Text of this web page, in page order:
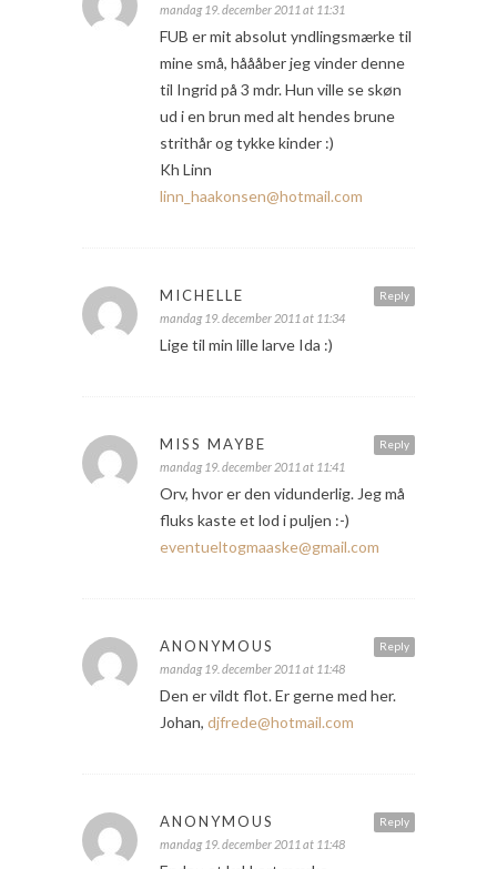
mandag 19. december 2011 at 11:31
FUB er mit absolut yndlingsmærke til
mine små, håååber jeg vinder denne
til Ingrid på 3 mdr. Hun ville se skøn
ud i en brun med alt hendes brune
strithår og tykke kinder :)
Kh Linn
linn_haakonsen@hotmail.com
Reply
MICHELLE
mandag 19. december 2011 at 11:34
Lige til min lille larve Ida :)
Reply
MISS MAYBE
mandag 19. december 2011 at 11:41
Orv, hvor er den vidunderlig. Jeg må
fluks kaste et lod i puljen :-)
eventueltogmaaske@gmail.com
Reply
ANONYMOUS
mandag 19. december 2011 at 11:48
Den er vildt flot. Er gerne med her.
Johan, djfrede@hotmail.com
Reply
ANONYMOUS
mandag 19. december 2011 at 11:48